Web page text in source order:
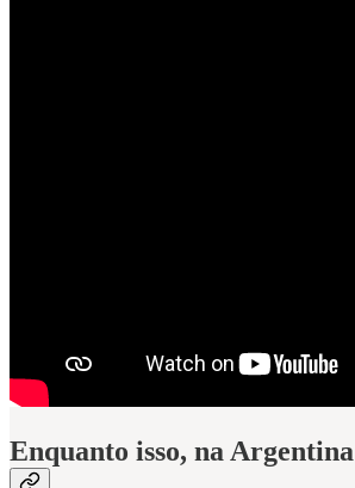
Enquanto isso, na Argentina